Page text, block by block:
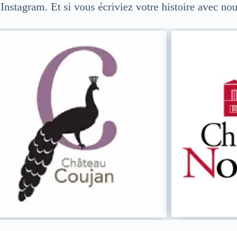
Instagram. Et si vous écriviez votre histoire avec